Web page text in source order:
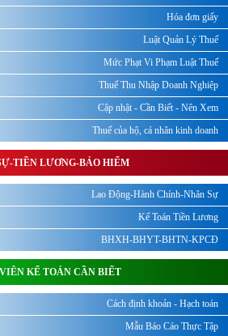
Hóa đơn giấy
Luật Quản Lý Thuế
Mức Phạt Vi Phạm Luật Thuế
Thuế Thu Nhập Doanh Nghiệp
Cập nhật - Cần Biết - Nên Xem
Thuế của hộ, cá nhân kinh doanh
TIỀN LƯƠNG-BẢO HIỂM
Lao Động-Hành Chính-Nhân Sự
Kế Toán Tiền Lương
BHXH-BHYT-BHTN-KPCĐ
KẾ TOÁN CẦN BIẾT
Cách định khoản - Hạch toán
Mẫu Báo Cáo Thực Tập